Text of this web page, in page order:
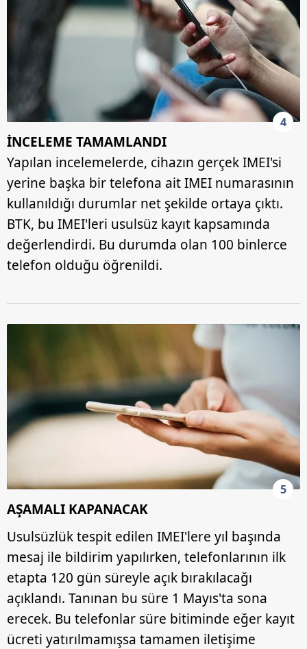
almak için lütfentıklayınız.
4
İNCELEME TAMAMLANDI
Yapılan incelemelerde, cihazın gerçek IMEI'si
yerine başka bir telefona ait IMEI numarasının
kullanıldığı durumlar net şekilde ortaya çıktı.
BTK, bu IMEI'leri usulsüz kayıt kapsamında
değerlendirdi. Bu durumda olan 100 binlerce
telefon olduğu öğrenildi.
5
AŞAMALI KAPANACAK
Usulsüzlük tespit edilen IMEI'lere yıl başında
mesaj ile bildirim yapılırken, telefonlarının ilk
etapta 120 gün süreyle açık bırakılacağı
açıklandı. Tanınan bu süre 1 Mayıs'ta sona
erecek. Bu telefonlar süre bitiminde eğer kayıt
ücreti yatırılmamışsa tamamen iletişime